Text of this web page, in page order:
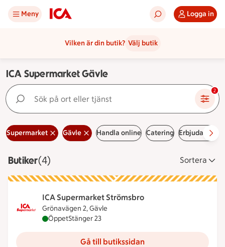
Meny Logga in
Vilken är din butik? Välj butik
ICA Supermarket Gävle
Sök på ort eller tjänst 2
Supermarket Gävle Handla online Catering Erbjudanden
ButikerVisar 4 stycken
(4) Sortera
ICA Supermarket Strömsbro
Grönavägen 2, Gävle
ICA Supermarket Strömsbro är öppen nu, stänger
ÖppetStänger 23
Gå till butikssidan